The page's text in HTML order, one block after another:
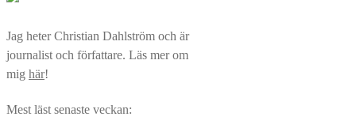
Jag heter Christian Dahlström och är
journalist och författare. Läs mer om
mig här!
Mest läst senaste veckan: